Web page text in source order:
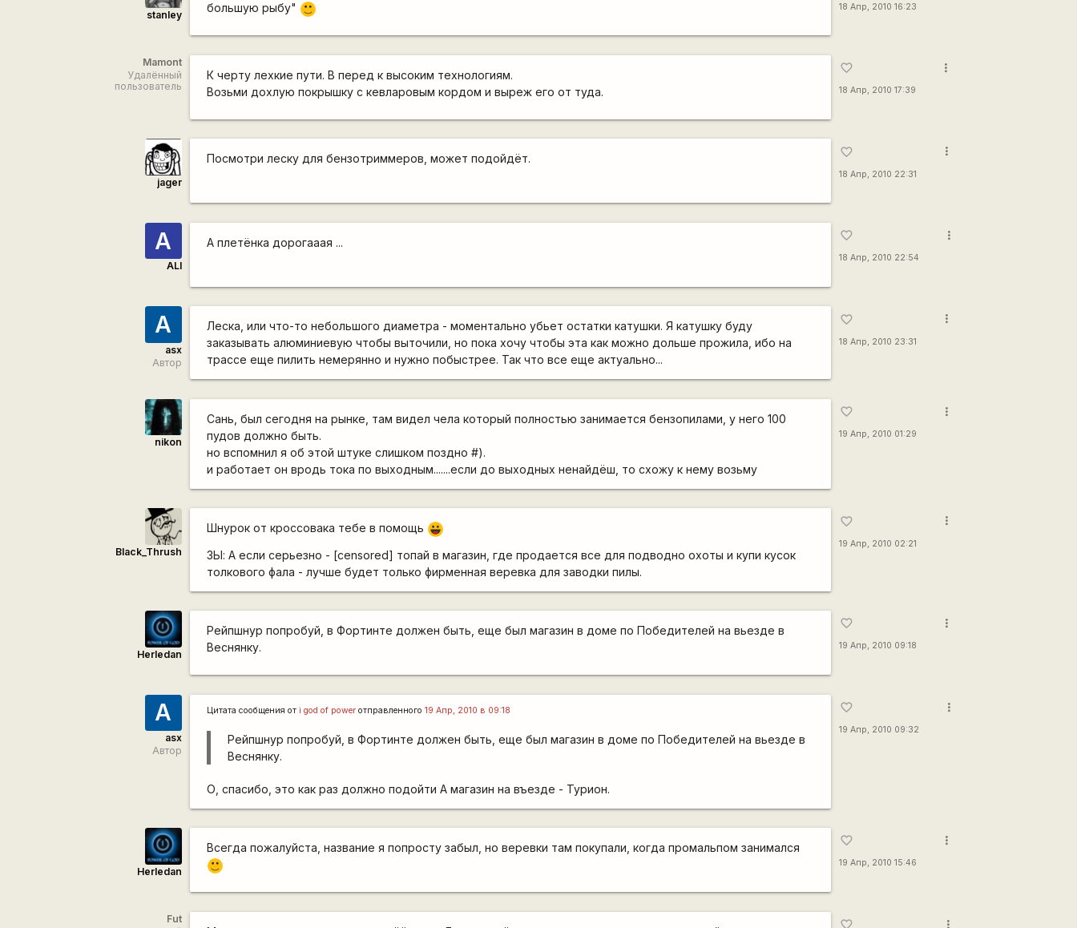
stanley
большую рыбу"
:) 18 Апр, 2010 16:23
Mamont
Удалённый
пользователь
К черту лехкие пути. В перед к высоким технологиям.
Возьми дохлую покрышку с кевларовым кордом и выреж его от туда.
favorite_border
18 Апр, 2010 17:39
more_vert
jager
Посмотри леску для бензотриммеров, может подойдёт.
favorite_border
18 Апр, 2010 22:31
more_vert
A
ALI
А плетёнка дорогааая ...
favorite_border
18 Апр, 2010 22:54
more_vert
A
asx
Автор
Леска, или что-то небольшого диаметра - моментально убьет остатки катушки. Я катушку буду
заказывать алюминиевую чтобы выточили, но пока хочу чтобы эта как можно дольше прожила, ибо на
трассе еще пилить немерянно и нужно побыстрее. Так что все еще актуально...
favorite_border
18 Апр, 2010 23:31
more_vert
nikon
Сань, был сегодня на рынке, там видел чела который полностью занимается бензопилами, у него 100
пудов должно быть.
но вспомнил я об этой штуке слишком поздно #).
и работает он вродь тока по выходным.......если до выходных ненайдёш, то схожу к нему возьму
favorite_border
19 Апр, 2010 01:29
more_vert
Black_Thrush
Шнурок от кроссовака тебе в помощь |-))
ЗЫ: А если серьезно - [censored] топай в магазин, где продается все для подводно охоты и купи кусок
толкового фала - лучше будет только фирменная веревка для заводки пилы.
favorite_border
19 Апр, 2010 02:21
more_vert
Herledan
Рейпшнур попробуй, в Фортинте должен быть, еще был магазин в доме по Победителей на вьезде в
Веснянку.
favorite_border
19 Апр, 2010 09:18
more_vert
A
asx
Автор
Цитата сообщения отi god of power отправленного19 Апр, 2010 в 09:18
Рейпшнур попробуй, в Фортинте должен быть, еще был магазин в доме по Победителей на вьезде в
Веснянку.
О, спасибо, это как раз должно подойти А магазин на въезде - Турион.
favorite_border
19 Апр, 2010 09:32
more_vert
Herledan
Всегда пожалуйста, название я попросту забыл, но веревки там покупали, когда промальпом занимался
:)
favorite_border
19 Апр, 2010 15:46
more_vert
Fut
favorite_border more_vert